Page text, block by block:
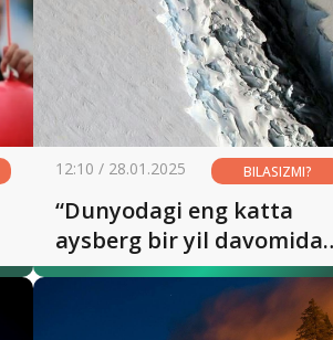
12:10 / 28.01.2025 BILASIZMI?
“Dunyodagi eng katta
aysberg bir yil davomida
nechi foizini yo‘qotdi?”